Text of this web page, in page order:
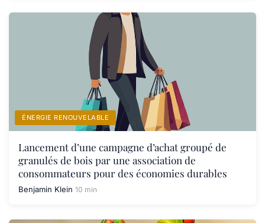
ÉNERGIE RENOUVELABLE
Lancement d’une campagne d’achat groupé de
granulés de bois par une association de
consommateurs pour des économies durables
Benjamin Klein 10 min